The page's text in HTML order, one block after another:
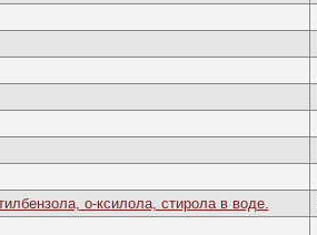
о-ксилола, стирола в воде.